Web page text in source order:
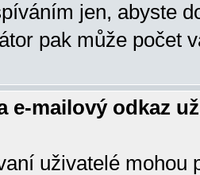
jen, abyste
pak může počet
e-mailový odkaz
uživatelé mohou